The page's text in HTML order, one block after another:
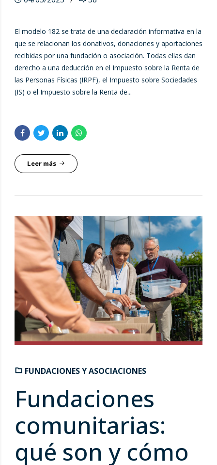
El modelo 182 se trata de una declaración informativa en la
que se relacionan los donativos, donaciones y aportaciones
recibidas por una fundación o asociación. Todas ellas dan
derecho a una deducción en el Impuesto sobre la Renta de
las Personas Físicas (IRPF), el Impuesto sobre Sociedades
(IS) o el Impuesto sobre la Renta de...
Leer más
FUNDACIONES Y ASOCIACIONES
Fundaciones
comunitarias:
qué son y cómo